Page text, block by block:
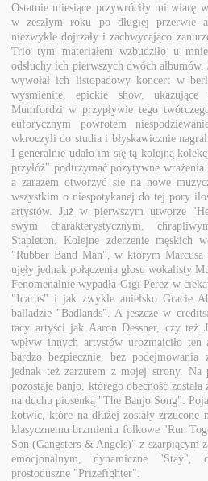
Ostatnie miesiące przywróciły mi wiarę
w zeszłym roku po długiej przerwie
niezwykle dojrzały i zachwycająco
Trio tym materiałem wzbudziło u
odsłuchy ich pierwszych dwóch albumów.
wywołał ich listopadowy koncert w
wyśmienite, epickie show,
Mumfordzi w przypływie tego
euforycznym powrotem
wkroczyli do studia i błyskawicznie
I generalnie udało im się tą kolejną
przyłóż" podtrzymać pozytywne wrażenia
a zarazem otworzyć się na nowe
wszystkim o niespotykanej do tej pory
artystów. Już w pierwszym utworze
swym charakterystycznym,
Stapleton. Kolejne zderzenie męskich
"Rubber Band Man", w którym
ujęły jednak połączenia głosu wokalisty
Fenomenalnie wypadła Gigi Perez w
"Icarus" i jak zwykle anielsko Gracie
balladzie "Badlands". A jeszcze w
tacy artyści jak Aaron Dessner, czy też
wpływ innych artystów urozmaiciło
bardzo bezpiecznie, bez
jednak też zarzutem z mojej strony. Na
pozostaje banjo, którego obecność została
na duchu piosenką "The Banjo Song".
kotwic, które na dłużej zostały zrzucone
klasycznemu brzmieniu folkowe "Run
Son (Gangsters & Angels)" z szarpiącym
emocjonalnym, dynamiczne "Stay",
prostoduszne "Prizefighter".